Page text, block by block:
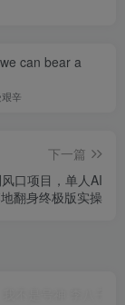
can bear a
辛
下一篇
口项目，单人AI
翻身终极版实操